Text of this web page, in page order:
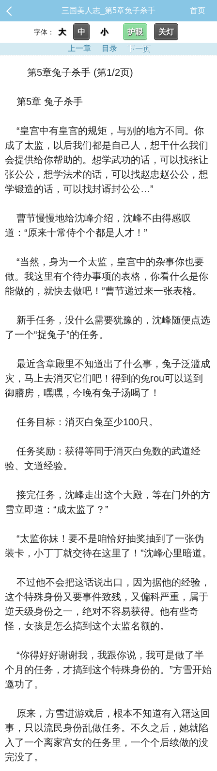
三国美人志_第5章兔子杀手 首页
字体： 大 中 小 护眼
关灯
上一章
目录 下一页
第5章兔子杀手 (第1/2页)
第5章 兔子杀手
“皇宫中有皇宫的规矩，与别的地方不同。你
成了太监，以后我们都是自己人，想干什么我们
会提供给你帮助的。想学武功的话，可以找张让
张公公，想学法术的话，可以找赵忠赵公公，想
学锻造的话，可以找封谞封公公…”
曹节慢慢地给沈峰介绍，沈峰不由得感叹
道：“原来十常侍个个都是人才！”
“当然，身为一个太监，皇宫中的杂事你也要
做。我这里有个待办事项的表格，你看什么是你
能做的，就快去做吧！”曹节递过来一张表格。
新手任务，没什么需要犹豫的，沈峰随便点选
了一个“捉兔子”的任务。
最近含章殿里不知道出了什么事，兔子泛滥成
灾，马上去消灭它们吧！得到的兔rou可以送到
御膳房，嘿嘿，今晚有兔子汤喝了！
任务目标：消灭白兔至少100只。
任务奖励：获得等同于消灭白兔数的武道经
验、文道经验。
接完任务，沈峰走出这个大殿，等在门外的方
雪立即道：“成太监了？”
“太监你妹！要不是咱恰好抽奖抽到了一张伪
装卡，小丁丁就交待在这里了！”沈峰心里暗道。
不过他不会把这话说出口，因为据他的经验，
这个特殊身份又要事件致残，又偏科严重，属于
逆天级身份之一，绝对不容易获得。他有些奇
怪，女孩是怎么搞到这个太监名额的。
“你得好好谢谢我，我跟你说，我可是做了半
个月的任务，才搞到这个特殊身份的。”方雪开始
邀功了。
原来，方雪进游戏后，根本不知道有入籍这回
事，只以流民身份乱做任务。不久之后，她就陷
入了一个离家宫女的任务里，一个个后续做的没
完没了。